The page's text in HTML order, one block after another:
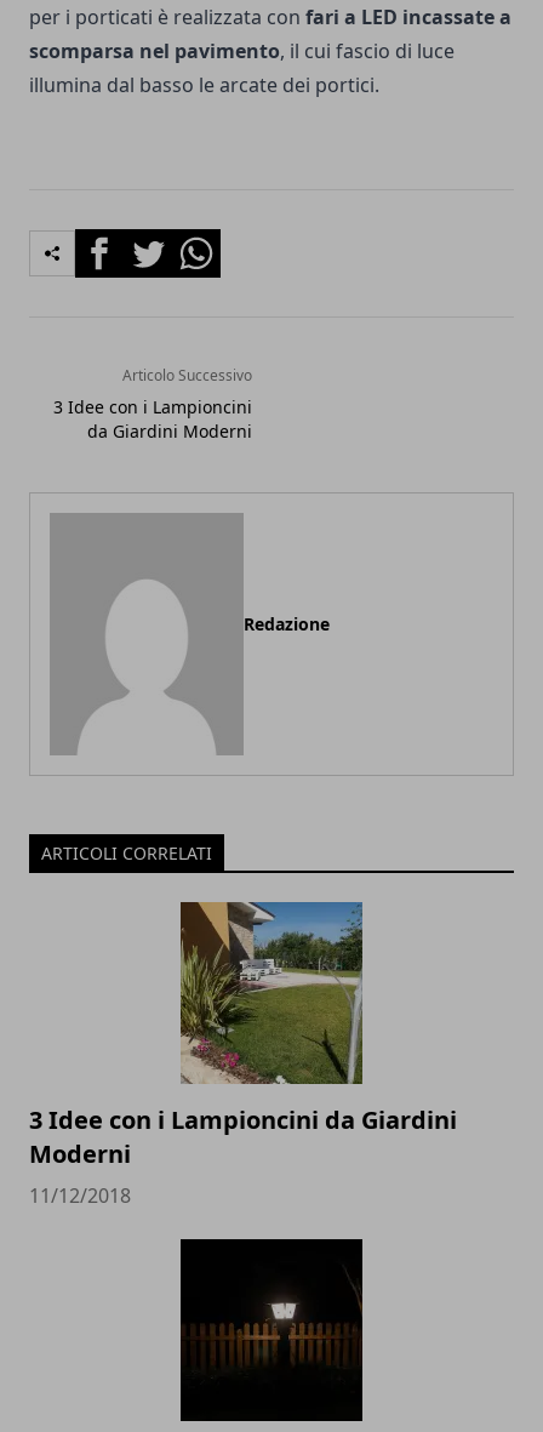
per i porticati è realizzata con fari a LED incassate a
scomparsa nel pavimento, il cui fascio di luce
illumina dal basso le arcate dei portici.
FacebookTwitterWhatsapp
Articolo Successivo
3 Idee con i Lampioncini
da Giardini Moderni
Redazione
ARTICOLI CORRELATI
3 Idee con i Lampioncini da Giardini
Moderni
11/12/2018